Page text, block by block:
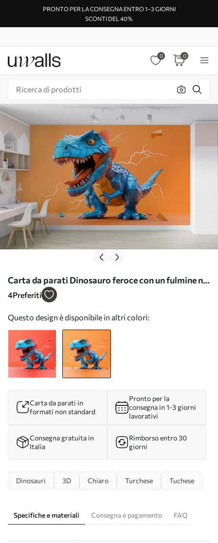
PRONTO PER LA CONSEGNA ENTRO 1–3 GIORNI
SCONTI DEL 40%
0 0
Carta da parati Dinosauro feroce con un fulmine nei
colori giallo e blu nr. w01333v1
4Preferiti
Questo design è disponibile in altri colori:
Carta da parati in
formati non standard
Pronto per la
consegna in 1-3 giorni
lavorativi
Consegna gratuita in
Italia
Rimborso entro 30
giorni
Dinosauri 3D Chiaro Turchese Tuchese
Specifiche e materiali Consegna e pagamento FAQ